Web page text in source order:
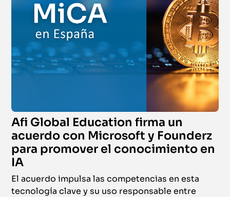
Afi Global Education firma un
acuerdo con Microsoft y Founderz
para promover el conocimiento en
IA
El acuerdo impulsa las competencias en esta
tecnología clave y su uso responsable entre